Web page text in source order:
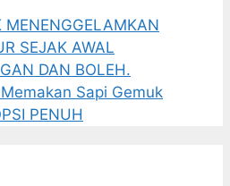
MENENGGELAMKAN
SEJAK AWAL
DAN BOLEH.
Sapi Gemuk
PENUH